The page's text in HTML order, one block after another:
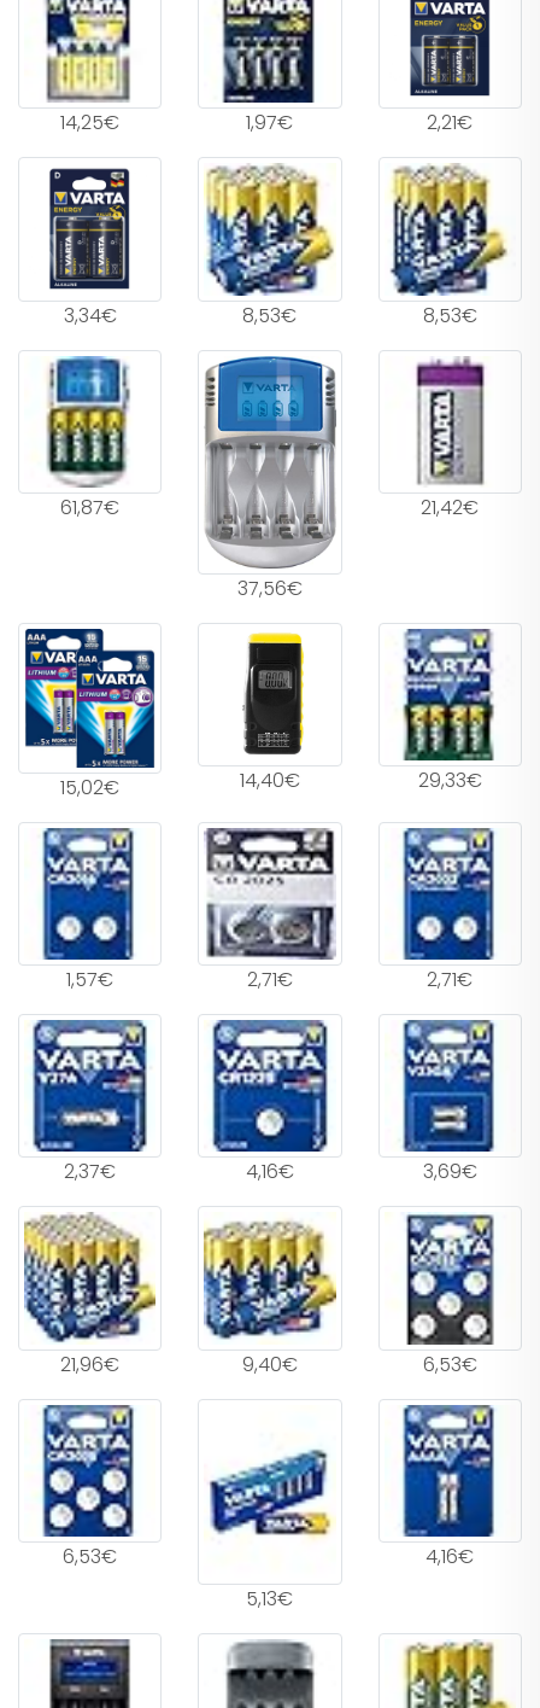
14,25€ 1,97€ 2,21€
3,34€ 8,53€ 8,53€
61,87€
37,56€
21,42€
15,02€ 14,40€ 29,33€
1,57€ 2,71€ 2,71€
2,37€ 4,16€ 3,69€
21,96€ 9,40€ 6,53€
6,53€
5,13€
4,16€